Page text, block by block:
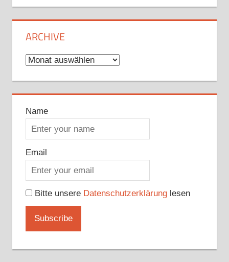
ARCHIVE
Archive
Name
Email
Bitte unsere Datenschutzerklärunglesen